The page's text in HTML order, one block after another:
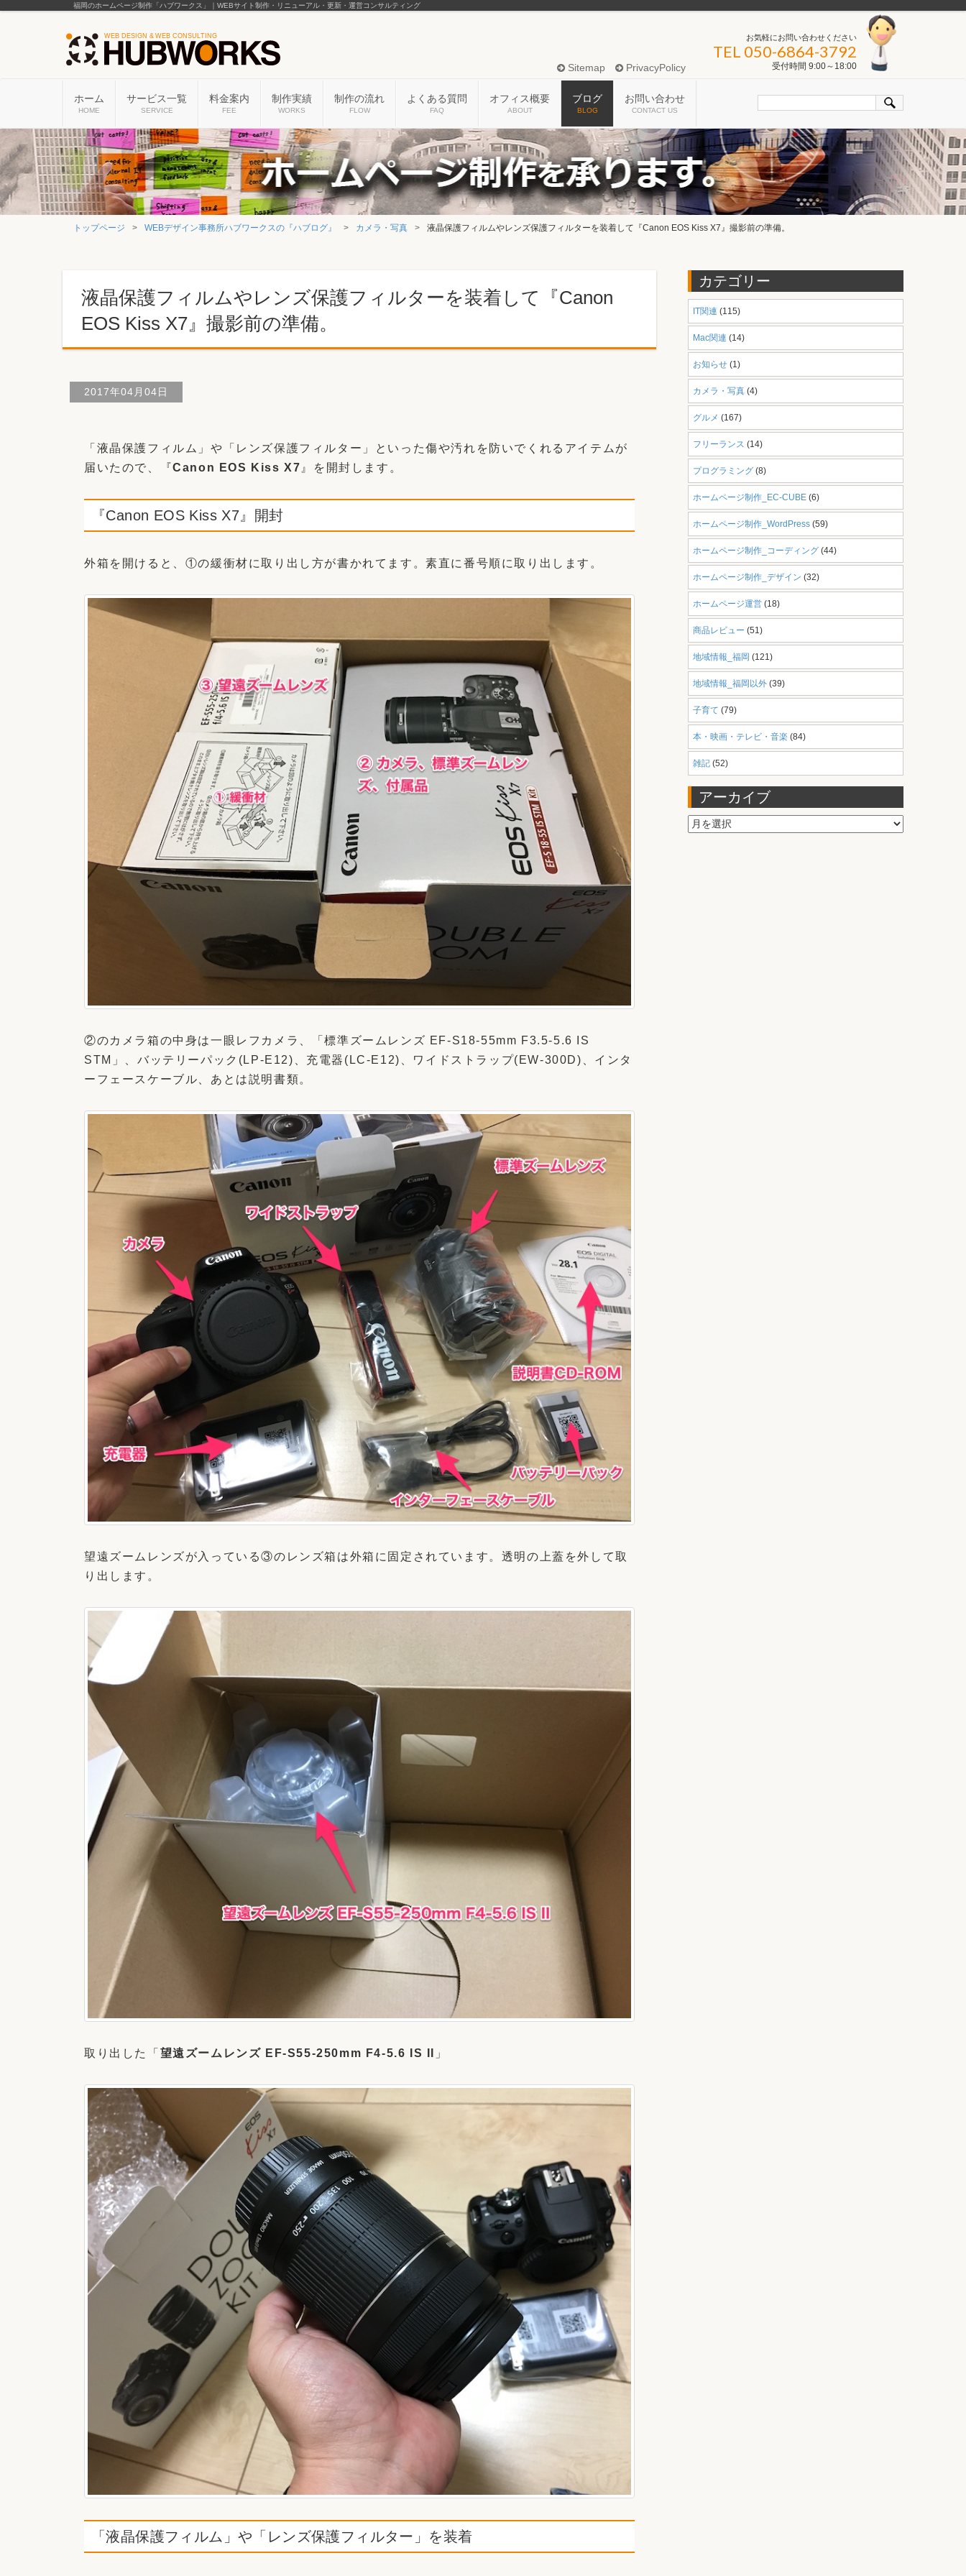
福岡のホームページ制作「ハブワークス」｜WEBサイト制作・リニューアル・更新・運営コンサルティング
Sitemap PrivacyPolicy
お気軽にお問い合わせください
TEL 050-6864-3792
受付時間 9:00～18:00
ホーム
HOME
サービス一覧
SERVICE
料金案内
FEE
制作実績
WORKS
制作の流れ
FLOW
よくある質問
FAQ
オフィス概要
ABOUT
ブログ
BLOG
お問い合わせ
CONTACT US
トップページ WEBデザイン事務所ハブワークスの『ハブログ』 カメラ・写真 液晶保護フィルムやレンズ保護フィルターを装着して『Canon EOS Kiss X7』撮影前の準備。
液晶保護フィルムやレンズ保護フィルターを装着して『Canon
EOS Kiss X7』撮影前の準備。
2017年04月04日
「液晶保護フィルム」や「レンズ保護フィルター」といった傷や汚れを防いでくれるアイテムが
届いたので、『Canon EOS Kiss X7 』を開封します。
『Canon EOS Kiss X7』開封
外箱を開けると、①の緩衝材に取り出し方が書かれてます。素直に番号順に取り出します。
②のカメラ箱の中身は一眼レフカメラ、「標準ズームレンズ EF-S18-55mm F3.5-5.6 IS
STM」、バッテリーパック(LP-E12)、充電器(LC-E12)、ワイドストラップ(EW-300D)、インタ
ーフェースケーブル、あとは説明書類。
望遠ズームレンズが入っている③のレンズ箱は外箱に固定されています。透明の上蓋を外して取
り出します。
取り出した「 望遠ズームレンズ EF-S55-250mm F4-5.6 IS II 」
「液晶保護フィルム」や「レンズ保護フィルター」を装着
カテゴリー
IT関連 (115)
Mac関連 (14)
お知らせ(1)
カメラ・写真(4)
グルメ (167)
フリーランス (14)
プログラミング(8)
ホームページ制作_EC-CUBE(6)
ホームページ制作_WordPress(59)
ホームページ制作_コーディング(44)
ホームページ制作_デザイン (32)
ホームページ運営(18)
商品レビュー (51)
地域情報_福岡 (121)
地域情報_福岡以外(39)
子育て (79)
本・映画・テレビ・音楽 (84)
雑記(52)
アーカイブ
ア
ー